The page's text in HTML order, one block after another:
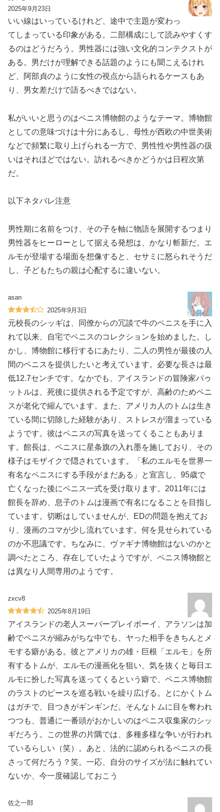
2025年9月23日
いい線はいっているけれど、途中で主題が変わっ
てしまっている印象がある。二部構成にして読みやすくす
るのはどうだろう。男性器には強い文化的コンテクストが
ある。男だけが理解できる話題のようにも聞こえるけれ
ど、阿部貞のように女性の視点から語られるケースもあ
り、男女差だけで語るべきではない。
私がいいと思うのはペニス博物館のようなテーマ。博物館
としての意味づけは十分にあるし、母性が西欧の中世美術
などで頻繁に取り上げられる一方で、男性性や男性器の扱
いはそれほどではない。訪れるべきかどうかは日程次第
だ。
以下ネタバレ注意
男性期に名前をつけ、その子を軸に物語を展開するつまり
男性器をヒーローとして据える発想は、かなり斬新だ。エ
ルモが登場する場面を想像すると、セサミに怒られそうだ
し、子どもたちの親は心配するに違いない。
asan
2025年9月3日
元校長のシッギは、同僚からの冗談で牛のペニスを手に入
れて以来、自宅でペニスのコレクションを始めました。し
かし、博物館に移行するにあたり、二人の男性が最後の人
間のペニスを提供したいと考えています。必要な長さは最
低12.7センチです。なかでも、アイスランドの冒険家パゥ
ットルは、死後に提供される予定ですが、高齢のためペニ
スが老化で縮んでいます。また、アメリカ人のトムは生き
ている間に切除した経験があり、ストレスが溜まっている
ようです。彼はペニスの写真を送ってくることもありま
す。館長は、ペニスに星条旗の入れ墨を施しており、その
様子はモザイクで隠されています。「私のエルモを世界一
有名なペニスにする手段がまだある」と宣言し、95歳で
亡くなった後にペニス一式を受け取ります。2011年には
館長を辞め、息子のトムは漫画で有名になることを目指し
ています。切断はしていませんが、EDの問題を抱えてお
り、漫画のコマが少し流れています。何を見せられている
のか不思議です。ちなみに、ヴァギナ博物館はないのかと
調べたところ、存在していたようですが、ペニス博物館と
は異なり人間専用のようです。
zxcv8
2025年8月19日
アイスランドの老人スーパープレイボーイ、アラソンは加
齢でペニスが縮みがちな中でも、ヤった相手をきちんとメ
モする癖がある。彼とアメリカの雄・巨根「エルモ」を所
有するトムが、エルモの漫画化を狙い、気を抜くと毎日エ
ルモに扮した写真を送ってくるという癖で、ペニス博物館
のラストのピースを巡る戦いを繰り広げる。とにかくトム
はガチで、目つきがギンギンだ。そんなトムに目を奪われ
つつも、普通に一番頭がおかしいのはペニス収集家のシッ
ギだろう。この世界の片隅では、多種多様な争いが行われ
ているらしい（笑）。あと、法的に認められるペニスの長
さって何だろう？笑。一応、自分のサイズが法に触れてい
ないか、今一度確認しておこう
佐之一郎